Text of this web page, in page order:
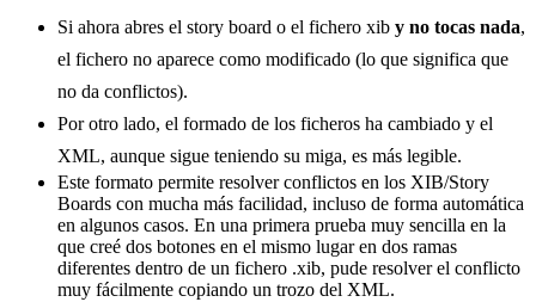
Si ahora abres el story board o el fichero xib y no tocas nada,
el fichero no aparece como modificado (lo que significa que
no da conflictos).
Por otro lado, el formado de los ficheros ha cambiado y el
XML, aunque sigue teniendo su miga, es más legible.
Este formato permite resolver conflictos en los XIB/Story
Boards con mucha más facilidad, incluso de forma automática
en algunos casos. En una primera prueba muy sencilla en la
que creé dos botones en el mismo lugar en dos ramas
diferentes dentro de un fichero .xib, pude resolver el conflicto
muy fácilmente copiando un trozo del XML.